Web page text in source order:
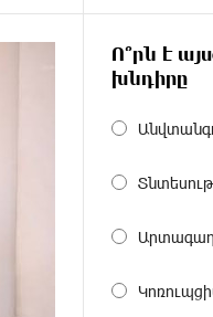
Ո՞րն է
խնդիրը